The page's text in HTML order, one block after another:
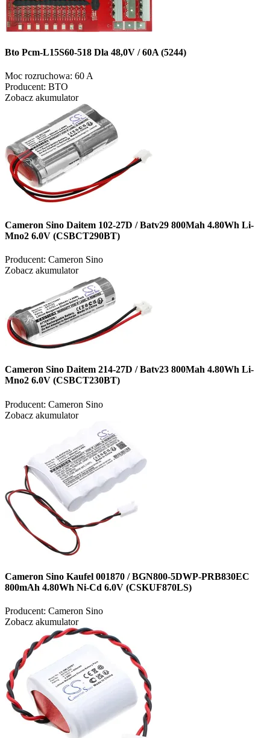
Bto Pcm-L15S60-518 Dla 48,0V / 60A (5244)
Moc rozruchowa: 60 A
Producent: BTO
Zobacz akumulator
Cameron Sino Daitem 102-27D / Batv29 800Mah 4.80Wh Li-
Mno2 6.0V (CSBCT290BT)
Producent: Cameron Sino
Zobacz akumulator
Cameron Sino Daitem 214-27D / Batv23 800Mah 4.80Wh Li-
Mno2 6.0V (CSBCT230BT)
Producent: Cameron Sino
Zobacz akumulator
Cameron Sino Kaufel 001870 / BGN800-5DWP-PRB830EC
800mAh 4.80Wh Ni-Cd 6.0V (CSKUF870LS)
Producent: Cameron Sino
Zobacz akumulator